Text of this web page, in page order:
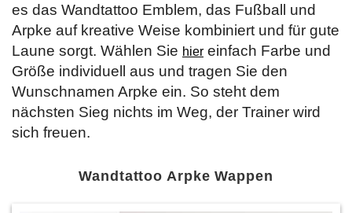
es das Wandtattoo Emblem, das Fußball und
Arpke auf kreative Weise kombiniert und für gute
Laune sorgt. Wählen Sie hier einfach Farbe und
Größe individuell aus und tragen Sie den
Wunschnamen Arpke ein. So steht dem
nächsten Sieg nichts im Weg, der Trainer wird
sich freuen.
Wandtattoo Arpke Wappen